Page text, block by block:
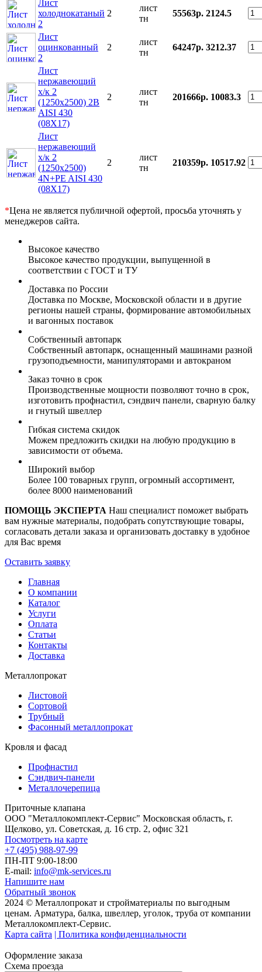
Лист
холоднокатаный
2
2
лист
тн
55563р. 2124.5
Лист
оцинкованный
2
2
лист
тн
64247р. 3212.37
Лист
нержавеющий
х/к 2
(1250х2500) 2B
AISI 430
(08Х17)
2
лист
тн
201666р. 10083.3
Лист
нержавеющий
х/к 2
(1250х2500)
4N+PE AISI 430
(08Х17)
2
лист
тн
210359р. 10517.92
*Цена не является публичной офертой, просьба уточнять у
менеджеров сайта.
Высокое качество
Высокое качество продукции, выпущенной в
соответствии с ГОСТ и ТУ
Доставка по России
Доставка по Москве, Московской области и в другие
регионы нашей страны, формирование автомобильных
и вагонных поставок
Собственный автопарк
Собственный автопарк, оснащенный машинами разной
грузоподъемности, манипуляторами и автокраном
Заказ точно в срок
Производственные мощности позволяют точно в срок,
изготовить профнастил, сэндвич панели, сварную балку
и гнутый швеллер
Гибкая система скидок
Можем предложить скидки на любую продукцию в
зависимости от объема.
Широкий выбор
Более 100 товарных групп, огромный ассортимент,
более 8000 наименований
ПОМОЩЬ ЭКСПЕРТА Наш специалист поможет выбрать
вам нужные материалы, подобрать сопутствующие товары,
согласовать детали заказа и организовать доставку в удобное
для Вас время
Оставить заявку
Главная
О компании
Каталог
Услуги
Оплата
Статьи
Контакты
Доставка
Металлопрокат
Листовой
Сортовой
Трубный
Фасонный металлопрокат
Кровля и фасад
Профнастил
Сэндвич-панели
Металлочерепица
Приточные клапана
ООО "Металлокомплект-Сервис" Московская область, г.
Щелково, ул. Советская, д. 16 стр. 2, офис 321
Посмотреть на карте
+7 (495) 988-97-99
ПН-ПТ 9:00-18:00
E-mail: info@mk-services.ru
Напишите нам
Обратный звонок
2024 © Металлопрокат и стройматериалы по выгодным
ценам. Арматура, балка, швеллер, уголок, труба от компании
Металлокомплект-Сервис.
Карта сайта | Политика конфиденциальности
Оформление заказа
Схема проезда